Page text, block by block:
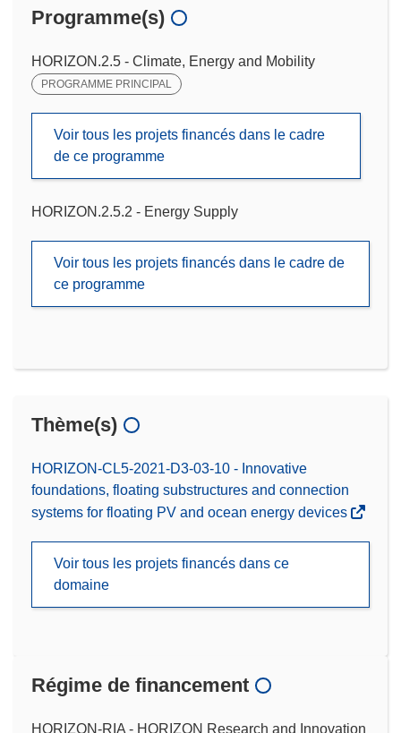
Programme(s)
HORIZON.2.5 - Climate, Energy and Mobility
PROGRAMME PRINCIPAL
Voir tous les projets financés dans le cadre
de ce programme
HORIZON.2.5.2 - Energy Supply
Voir tous les projets financés dans le cadre de
ce programme
Thème(s)
HORIZON-CL5-2021-D3-03-10 - Innovative
foundations, floating substructures and connection
systems for floating PV and ocean energy devices
Voir tous les projets financés dans ce
domaine
Régime de financement
HORIZON-RIA - HORIZON Research and Innovation